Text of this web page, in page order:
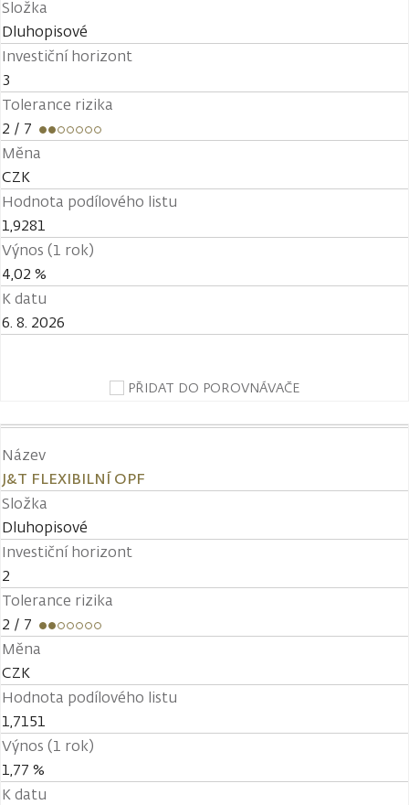
Složka
Dluhopisové
Investiční horizont
3
Tolerance rizika
2 / 7
Měna
CZK
Hodnota podílového listu
1,9281
Výnos (1 rok)
4,02 %
K datu
6. 8. 2026
PŘIDAT DO POROVNÁVAČE
Název
J&T FLEXIBILNÍ OPF
Složka
Dluhopisové
Investiční horizont
2
Tolerance rizika
2 / 7
Měna
CZK
Hodnota podílového listu
1,7151
Výnos (1 rok)
1,77 %
K datu